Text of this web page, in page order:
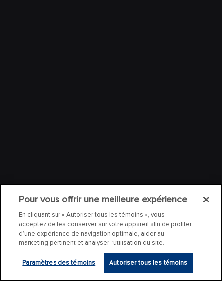
Pour vous offrir une meilleure expérience
En cliquant sur « Autoriser tous les témoins », vous
acceptez de les conserver sur votre appareil afin de profiter
d’une expérience de navigation optimale, aider au
marketing pertinent et analyser l’utilisation du site.
Paramètres des témoins Autoriser tous les témoins